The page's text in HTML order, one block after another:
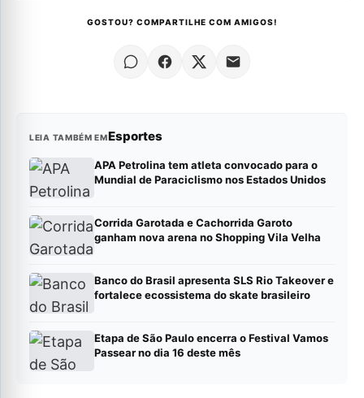
GOSTOU? COMPARTILHE COM AMIGOS!
LEIA TAMBÉM EMEsportes
APA Petrolina tem atleta convocado para o
Mundial de Paraciclismo nos Estados Unidos
Corrida Garotada e Cachorrida Garoto
ganham nova arena no Shopping Vila Velha
Banco do Brasil apresenta SLS Rio Takeover e
fortalece ecossistema do skate brasileiro
Etapa de São Paulo encerra o Festival Vamos
Passear no dia 16 deste mês